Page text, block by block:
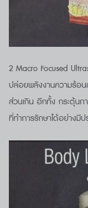
2 Macro Focused
ปล่อยพลังงานความร้อน
ส่วนเกิน อีกทั้ง กระตุ้นก
ที่ทำการรักษาได้อย่างมี